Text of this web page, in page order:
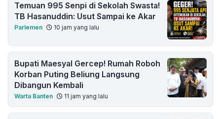
Temuan 995 Senpi di Sekolah Swasta!
TB Hasanuddin: Usut Sampai ke Akar
Parlemen 10 jam yang lalu
Bupati Maesyal Gercep! Rumah Roboh
Korban Puting Beliung Langsung
Dibangun Kembali
Warta Banten 11 jam yang lalu